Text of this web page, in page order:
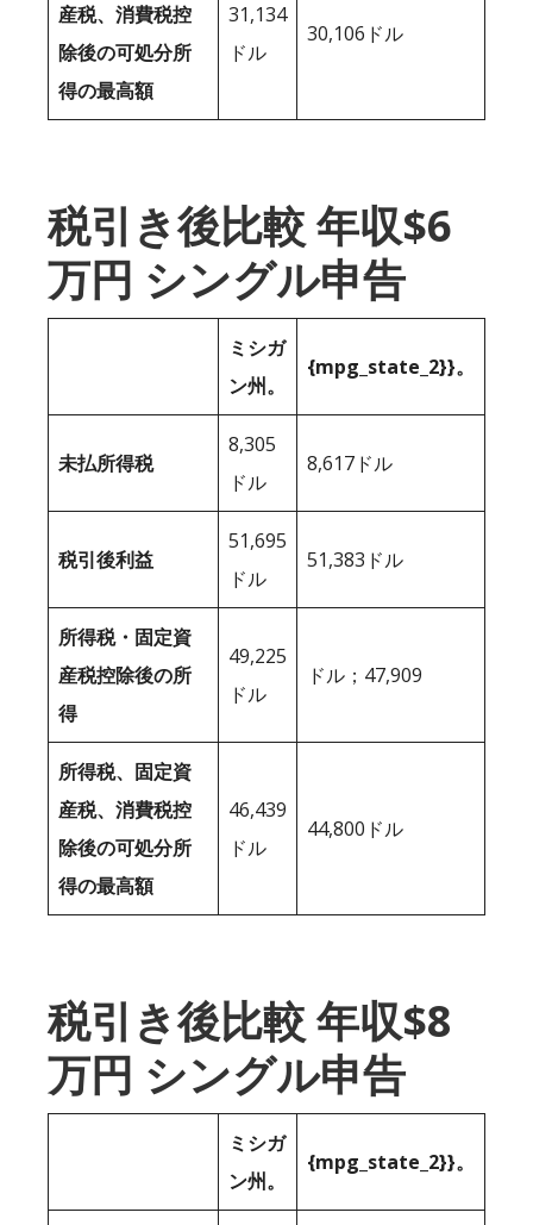
産税、消費税控
除後の可処分所
得の最高額
31,134
ドル
30,106ドル
税引き後比較 年収$6
万円 シングル申告
ミシガ
ン州。
{mpg_state_2}}。
未払所得税
8,305
ドル
8,617ドル
税引後利益
51,695
ドル
51,383ドル
所得税・固定資
産税控除後の所
得
49,225
ドル
ドル；47,909
所得税、固定資
産税、消費税控
除後の可処分所
得の最高額
46,439
ドル
44,800ドル
税引き後比較 年収$8
万円 シングル申告
ミシガ
ン州。
{mpg_state_2}}。